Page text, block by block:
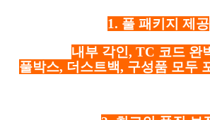
1. 풀 패키지 제공
내부 각인, TC 코드 완
풀박스, 더스트백, 구성품 모두